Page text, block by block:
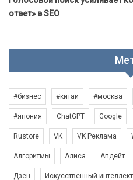
ответ» в SEO
#бизнес #китай #москва
#япония ChatGPT Google
Rustore VK VK Реклама
Алгоритмы Алиса Апдейт
Дзен Искусственный интеллект